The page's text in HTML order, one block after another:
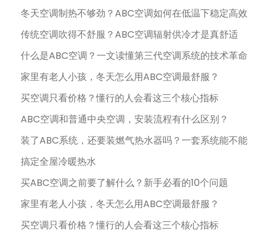
冬天空调制热不够劲？ABC空调如何在低温下稳定高效
传统空调吹得不舒服？ABC空调辐射供冷才是真舒适
什么是ABC空调？一文读懂第三代空调系统的技术革命
家里有老人小孩，冬天怎么用ABC空调最舒服？
买空调只看价格？懂行的人会看这三个核心指标
ABC空调和普通中央空调，安装流程有什么区别？
装了ABC系统，还要装燃气热水器吗？一套系统能不能
搞定全屋冷暖热水
买ABC空调之前要了解什么？新手必看的10个问题
家里有老人小孩，冬天怎么用ABC空调最舒服？
买空调只看价格？懂行的人会看这三个核心指标